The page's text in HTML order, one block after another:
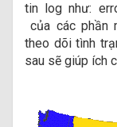
tin log như:
của các phần
theo dõi tình
sau sẽ giúp ích